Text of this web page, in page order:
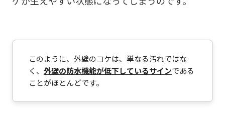
このように、外壁のコケは、単なる汚れではな
く、外壁の防水機能が低下しているサインである
ことがほとんどです。